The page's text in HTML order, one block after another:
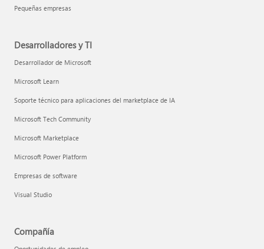
Pequeñas empresas
Desarrolladores y TI
Desarrollador de Microsoft
Microsoft Learn
Soporte técnico para aplicaciones del marketplace de IA
Microsoft Tech Community
Microsoft Marketplace
Microsoft Power Platform
Empresas de software
Visual Studio
Compañía